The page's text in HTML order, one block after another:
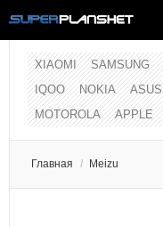
XIAOMI SAMSUNG
IQOO
NOKIA ASUS
MOTOROLA
APPLE
Главная / Meizu